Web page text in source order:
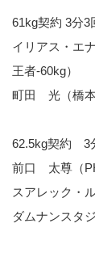
61kg契約 3分3
イリアス・エ
王者-60kg）
町田 光（橋本
62.5kg契約 3
前口 太尊（
スアレック・
ダムナンスタ